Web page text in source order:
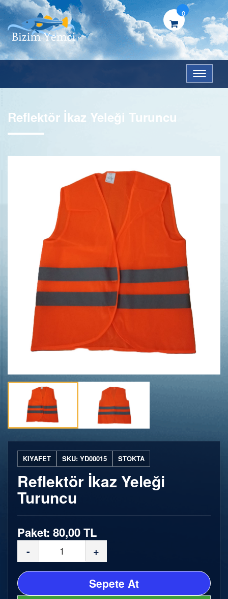
0
Menü
Reflektör İkaz Yeleği Turuncu
KIYAFET SKU: YD00015 STOKTA
Reflektör İkaz Yeleği
Turuncu
Paket: 80,00 TL
- +
Sepete At